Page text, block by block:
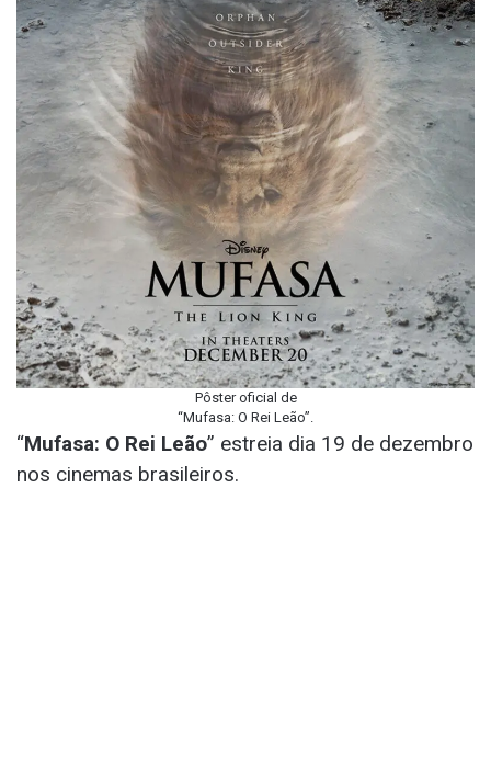
Pôster oficial de
“Mufasa: O Rei Leão”.
“Mufasa: O Rei Leão” estreia dia 19 de dezembro
nos cinemas brasileiros.